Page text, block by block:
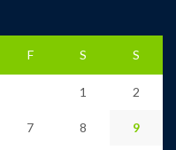
F S S
1 2
7 8 9